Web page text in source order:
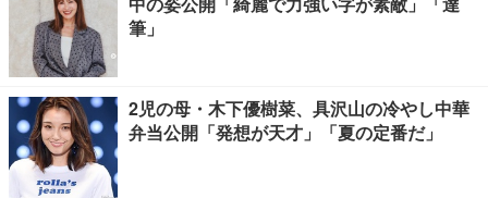
筆」
2児の母・木下優樹菜、具沢山の冷やし中華
弁当公開「発想が天才」「夏の定番だ」